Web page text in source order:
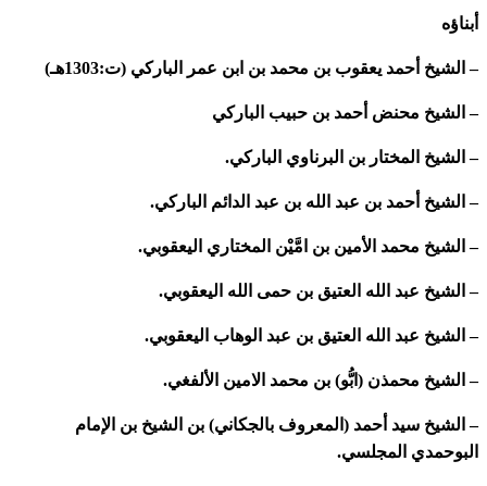
أبناؤه
– الشيخ أحمد يعقوب بن محمد بن ابن عمر الباركي (ت:1303هـ)
– الشيخ محنض أحمد بن حبيب الباركي
– الشيخ المختار بن البرناوي الباركي.
– الشيخ أحمد بن عبد الله بن عبد الدائم الباركي.
– الشيخ محمد الأمين بن امَّيْن المختاري اليعقوبي.
– الشيخ عبد الله العتيق بن حمى الله اليعقوبي.
– الشيخ عبد الله العتيق بن عبد الوهاب اليعقوبي.
– الشيخ محمذن (ابُّو) بن محمد الامين الألفغي.
– الشيخ سيد أحمد (المعروف بالجكاني) بن الشيخ بن الإمام
البوحمدي المجلسي.